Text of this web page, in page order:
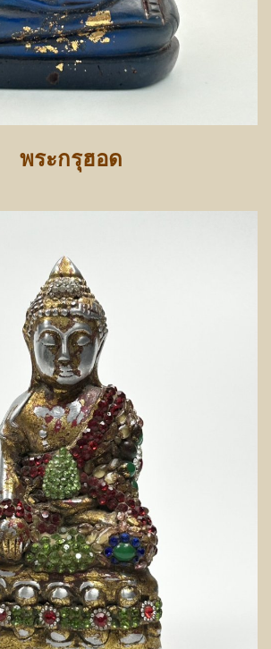
พระกรุฮอด